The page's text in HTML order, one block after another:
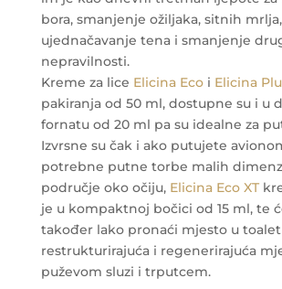
bora, smanjenje ožiljaka, sitnih mrlja,
ujednačavanje tena i smanjenje
nepravilnosti.
Kreme za lice Elicina Ecoi Elicina
pakiranja od 50 ml, dostupne su i u
fornatu od 20 ml pa su idealne za
Izvrsne su čak i ako putujete
potrebne putne torbe malih
područje oko očiju, Elicina Eco XT
je u kompaktnoj bočici od 15 ml, te
također lako pronaći mjesto u
restrukturirajuća i regenerirajuća
puževom sluzi i trputcem.